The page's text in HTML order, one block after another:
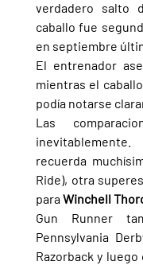
verdadero salto
caballo fue
en septiembre
El entrenador
mientras el
podía notarse
Las
recuerda
Ride), otra
para Winchell
Gun Runner
Pennsylvania
Razorback y